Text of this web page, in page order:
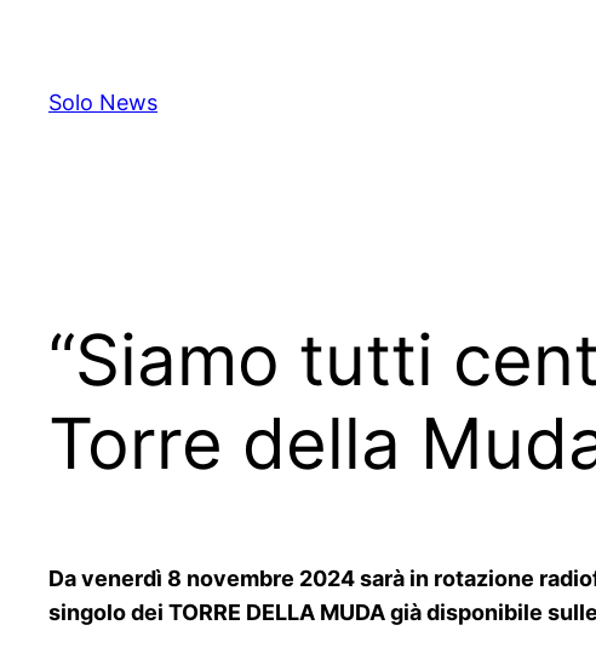
content
Solo News
“Siamo tutti
Torre della
Da venerdì 8 novembre 2024 sarà in rotazione
singolo dei TORRE DELLA MUDA già disponibile